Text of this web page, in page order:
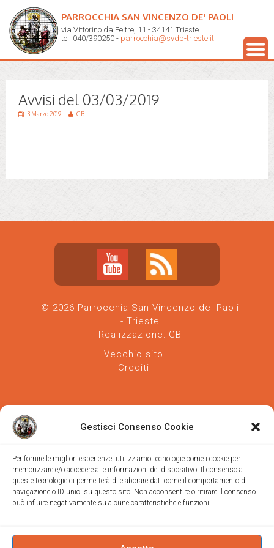
Gestisci Consenso Cookie
Per fornire le migliori esperienze, utilizziamo tecnologie come i cookie per
memorizzare e/o accedere alle informazioni del dispositivo. Il consenso a
queste tecnologie ci permetterà di elaborare dati come il comportamento di
navigazione o ID unici su questo sito. Non acconsentire o ritirare il consenso
può influire negativamente su alcune caratteristiche e funzioni.
PARROCCHIA SAN VINCENZO DE' PAOLI
via Vittorino da Feltre, 11 - 34141 Trieste
tel. 040/390250 - parrocchia@svdp-trieste.it
Avvisi del 03/03/2019
3 Marzo 2019 GB
© 2026 Parrocchia San Vincenzo de' Paoli
- Trieste
Realizzazione: GB
Vecchio sito
Crediti
Parrocchia san Vincenzo de' Paoli-Diocesi
di Trieste
via Vittorino da Feltre, 11 (chiesa)
Trieste